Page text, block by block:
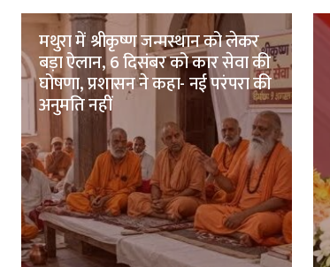
मथुरा में श्रीकृष्ण जन्मस्थान को लेकर
बड़ा ऐलान, 6 दिसंबर को कार सेवा की
घोषणा, प्रशासन ने कहा- नई परंपरा की
अनुमति नहीं